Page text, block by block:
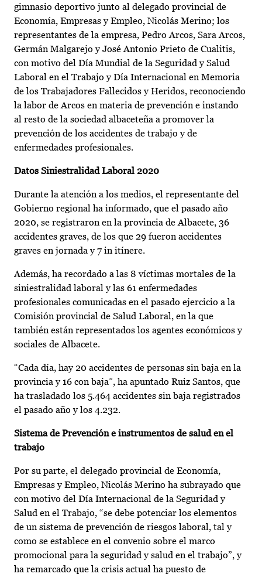
gimnasio deportivo junto al delegado provincial de
Economía, Empresas y Empleo, Nicolás Merino; los
representantes de la empresa, Pedro Arcos, Sara Arcos,
Germán Malgarejo y José Antonio Prieto de Cualitis,
con motivo del Día Mundial de la Seguridad y Salud
Laboral en el Trabajo y Día Internacional en Memoria
de los Trabajadores Fallecidos y Heridos, reconociendo
la labor de Arcos en materia de prevención e instando
al resto de la sociedad albaceteña a promover la
prevención de los accidentes de trabajo y de
enfermedades profesionales.
Datos Siniestralidad Laboral 2020
Durante la atención a los medios, el representante del
Gobierno regional ha informado, que el pasado año
2020, se registraron en la provincia de Albacete, 36
accidentes graves, de los que 29 fueron accidentes
graves en jornada y 7 in itínere.
Además, ha recordado a las 8 víctimas mortales de la
siniestralidad laboral y las 61 enfermedades
profesionales comunicadas en el pasado ejercicio a la
Comisión provincial de Salud Laboral, en la que
también están representados los agentes económicos y
sociales de Albacete.
“Cada día, hay 20 accidentes de personas sin baja en la
provincia y 16 con baja”, ha apuntado Ruiz Santos, que
ha trasladado los 5.464 accidentes sin baja registrados
el pasado año y los 4.232.
Sistema de Prevención e instrumentos de salud en el
trabajo
Por su parte, el delegado provincial de Economía,
Empresas y Empleo, Nicolás Merino ha subrayado que
con motivo del Día Internacional de la Seguridad y
Salud en el Trabajo, “se debe potenciar los elementos
de un sistema de prevención de riesgos laboral, tal y
como se establece en el convenio sobre el marco
promocional para la seguridad y salud en el trabajo”, y
ha remarcado que la crisis actual ha puesto de